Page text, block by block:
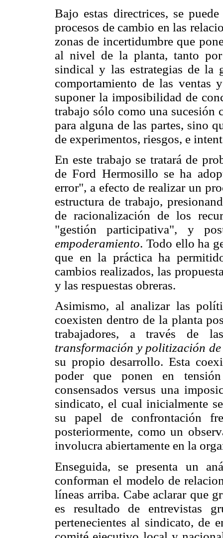
Bajo estas directrices, se
procesos de cambio en las
zonas de incertidumbre que
al nivel de la planta, tanto
sindical y las estrategias de la
comportamiento de las ventas
suponer la imposibilidad de
trabajo sólo como una sucesión
para alguna de las partes, sino
de experimentos, riesgos, e
En este trabajo se tratará de
de Ford Hermosillo se ha
error", a efecto de realizar un
estructura de trabajo,
de racionalización de los
"gestión participativa", y
empoderamiento. Todo ello ha
que en la práctica ha
cambios realizados, las
y las respuestas obreras.
Asimismo, al analizar las
coexisten dentro de la planta
trabajadores, a través de
transformación y politización
su propio desarrollo. Esta
poder que ponen en
consensados versus una
sindicato, el cual inicialmente
su papel de confrontación
posteriormente, como un
involucra abiertamente en la
Enseguida, se presenta un
conforman el modelo de
líneas arriba. Cabe aclarar que
es resultado de entrevistas
pertenecientes al sindicato, de